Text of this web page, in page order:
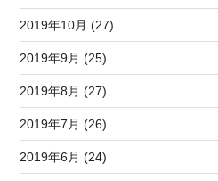
2019年10月 (27)
2019年9月 (25)
2019年8月 (27)
2019年7月 (26)
2019年6月 (24)